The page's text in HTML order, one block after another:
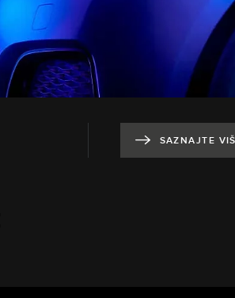
SAZNAJTE